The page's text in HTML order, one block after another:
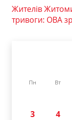
Жителів
тривоги: ОВА
Пн Вт
3
4